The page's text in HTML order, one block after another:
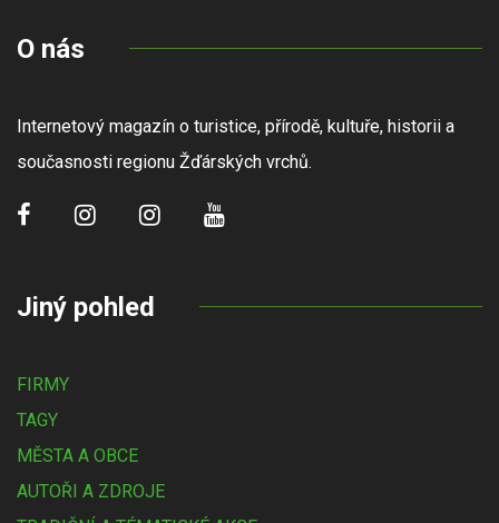
O nás
Internetový magazín o turistice, přírodě, kultuře, historii a
současnosti regionu Žďárských vrchů.
Jiný pohled
FIRMY
TAGY
MĚSTA A OBCE
AUTOŘI A ZDROJE